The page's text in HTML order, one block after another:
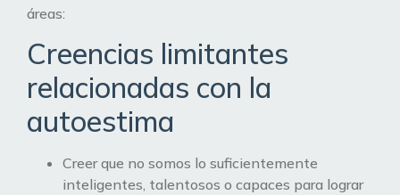
áreas:
Creencias limitantes
relacionadas con la
autoestima
Creer que no somos lo suficientemente
inteligentes, talentosos o capaces para lograr